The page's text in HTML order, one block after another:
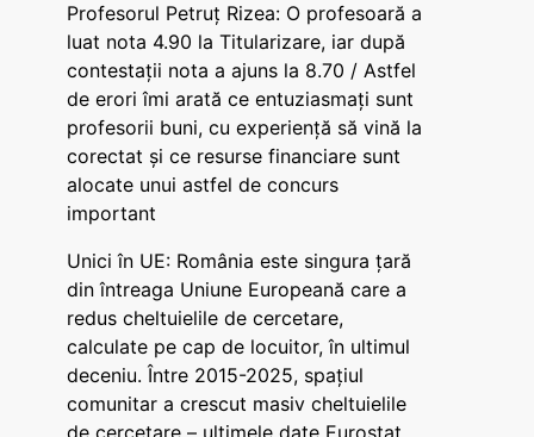
Profesorul Petruț Rizea: O profesoară a
luat nota 4.90 la Titularizare, iar după
contestații nota a ajuns la 8.70 / Astfel
de erori îmi arată ce entuziasmați sunt
profesorii buni, cu experiență să vină la
corectat și ce resurse financiare sunt
alocate unui astfel de concurs
important
Unici în UE: România este singura țară
din întreaga Uniune Europeană care a
redus cheltuielile de cercetare,
calculate pe cap de locuitor, în ultimul
deceniu. Între 2015-2025, spațiul
comunitar a crescut masiv cheltuielile
de cercetare – ultimele date Eurostat